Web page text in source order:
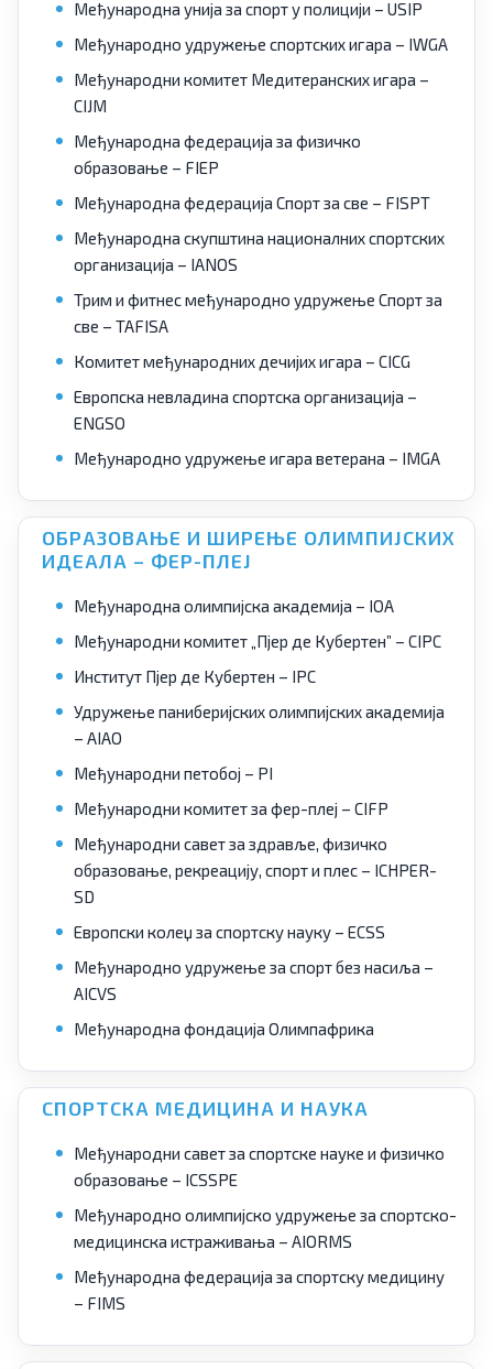
Међународна унија за спорт у полицији – USIP
Међународно удружење спортских игара – IWGA
Међународни комитет Медитеранских игара –
CIJM
Међународна федерација за физичко
образовање – FIEP
Међународна федерација Спорт за све – FISPT
Међународна скупштина националних спортских
организација – IANOS
Трим и фитнес међународно удружење Спорт за
све – TAFISA
Комитет међународних дечијих игара – CICG
Европска невладина спортска организација –
ENGSO
Међународно удружење игара ветерана – IMGA
ОБРАЗОВАЊЕ И ШИРЕЊЕ ОЛИМПИЈСКИХ
ИДЕАЛА – ФЕР-ПЛЕЈ
Међународна олимпијска академија – IOA
Међународни комитет „Пјер де Кубертен” – CIPC
Институт Пјер де Кубертен – IPC
Удружење паниберијских олимпијских академија
– AIAO
Међународни петобој – PI
Међународни комитет за фер-плеј – CIFP
Међународни савет за здравље, физичко
образовање, рекреацију, спорт и плес – ICHPER-
SD
Европски колеџ за спортску науку – ECSS
Међународно удружење за спорт без насиља –
AICVS
Међународна фондација Олимпафрика
СПОРТСКА МЕДИЦИНА И НАУКА
Међународни савет за спортске науке и физичко
образовање – ICSSPE
Међународно олимпијско удружење за спортско-
медицинска истраживања – AIORMS
Међународна федерација за спортску медицину
– FIMS